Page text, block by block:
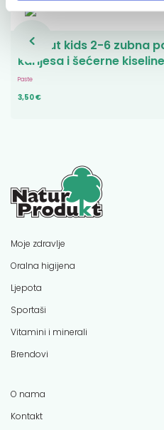
Lacalut kids 2-6 zubna
karijesa i šećerne kiseline
Paste
3,50 €
Moje zdravlje
Oralna higijena
Ljepota
Sportaši
Vitamini i minerali
Brendovi
O nama
Kontakt